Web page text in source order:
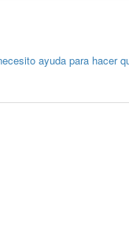
ayuda para hacer